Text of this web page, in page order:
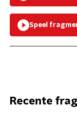
Speel
Recente